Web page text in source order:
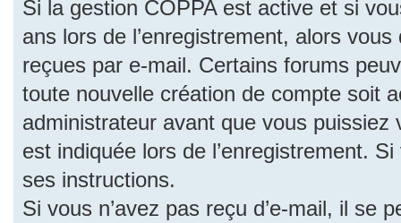
Si la gestion COPPA est active et si
ans lors de l’enregistrement, alors
reçues par e-mail. Certains forums
toute nouvelle création de compte soit
administrateur avant que vous
est indiquée lors de l’enregistrement.
ses instructions.
Si vous n’avez pas reçu d’e-mail, il se